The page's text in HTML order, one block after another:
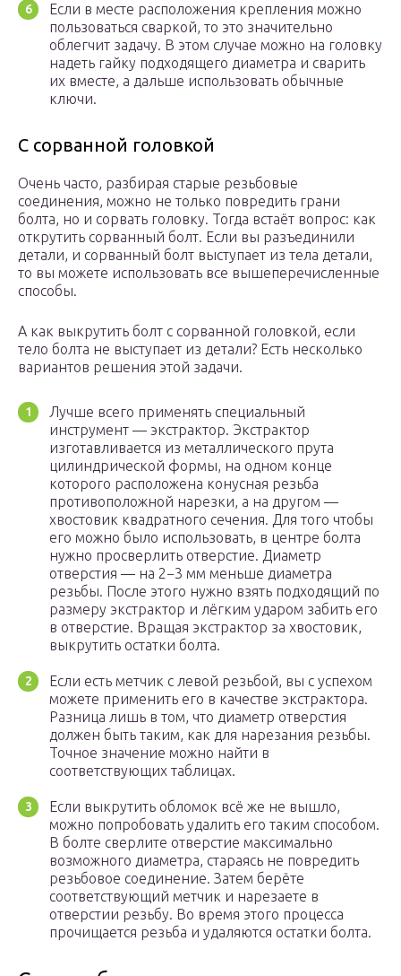
Если в месте расположения крепления можно
пользоваться сваркой, то это значительно
облегчит задачу. В этом случае можно на головку
надеть гайку подходящего диаметра и сварить
их вместе, а дальше использовать обычные
ключи.
С сорванной головкой
Очень часто, разбирая старые резьбовые
соединения, можно не только повредить грани
болта, но и сорвать головку. Тогда встаёт вопрос: как
открутить сорванный болт. Если вы разъединили
детали, и сорванный болт выступает из тела детали,
то вы можете использовать все вышеперечисленные
способы.
А как выкрутить болт с сорванной головкой, если
тело болта не выступает из детали? Есть несколько
вариантов решения этой задачи.
Лучше всего применять специальный
инструмент — экстрактор. Экстрактор
изготавливается из металлического прута
цилиндрической формы, на одном конце
которого расположена конусная резьба
противоположной нарезки, а на другом —
хвостовик квадратного сечения. Для того чтобы
его можно было использовать, в центре болта
нужно просверлить отверстие. Диаметр
отверстия — на 2−3 мм меньше диаметра
резьбы. После этого нужно взять подходящий по
размеру экстрактор и лёгким ударом забить его
в отверстие. Вращая экстрактор за хвостовик,
выкрутить остатки болта.
Если есть метчик с левой резьбой, вы с успехом
можете применить его в качестве экстрактора.
Разница лишь в том, что диаметр отверстия
должен быть таким, как для нарезания резьбы.
Точное значение можно найти в
соответствующих таблицах.
Если выкрутить обломок всё же не вышло,
можно попробовать удалить его таким способом.
В болте сверлите отверстие максимально
возможного диаметра, стараясь не повредить
резьбовое соединение. Затем берёте
соответствующий метчик и нарезаете в
отверстии резьбу. Во время этого процесса
прочищается резьба и удаляются остатки болта.